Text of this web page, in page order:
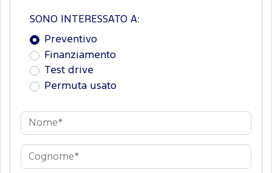
SONO INTERESSATO A:
Preventivo
Finanziamento
Test drive
Permuta usato